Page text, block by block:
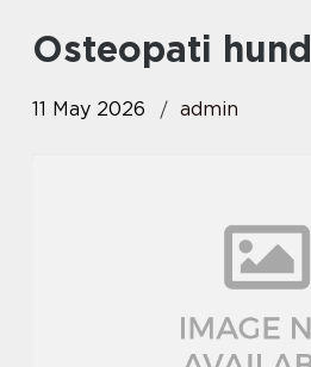
osteopati hund
11 May 2026 admin